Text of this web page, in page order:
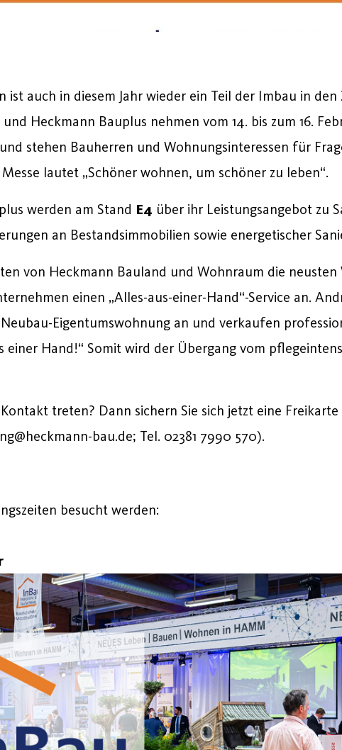
auch in diesem Jahr wieder ein Teil der Imbau in
Heckmann Bauplus nehmen vom 14. bis zum 16.
stehen Bauherren und Wohnungsinteressen für
lautet „Schöner wohnen, um schöner zu leben“.
werden am Stand E4 über ihr Leistungsangebot zu
an Bestandsimmobilien sowie energetischer
von Heckmann Bauland und Wohnraum die
einen „Alles-aus-einer-Hand“-Service an.
Eigentumswohnung an und verkaufen
Hand!“ Somit wird der Übergang vom
treten? Dann sichern Sie sich jetzt eine
bau.de; Tel. 02381 7990 570).
besucht werden: